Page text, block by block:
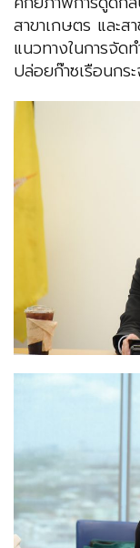
สาขาเกษตร และส
แนวทางในการจัด
ปล่อยก๊าซเรือนกร